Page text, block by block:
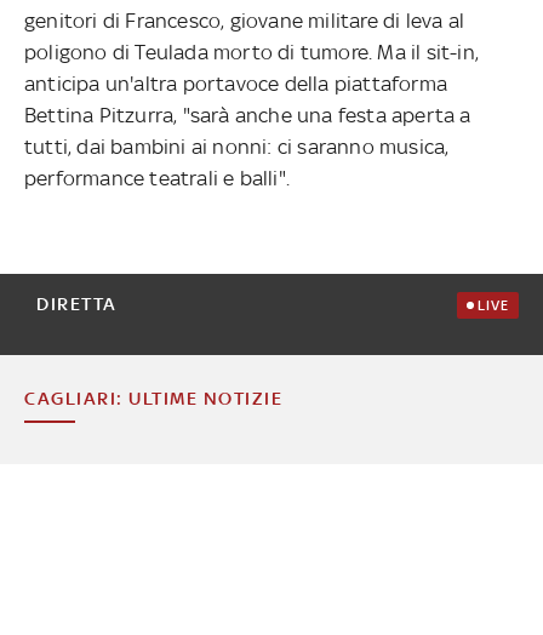
genitori di Francesco, giovane militare di leva al
poligono di Teulada morto di tumore. Ma il sit-in,
anticipa un'altra portavoce della piattaforma
Bettina Pitzurra, "sarà anche una festa aperta a
tutti, dai bambini ai nonni: ci saranno musica,
performance teatrali e balli".
DIRETTA LIVE
CAGLIARI: ULTIME NOTIZIE